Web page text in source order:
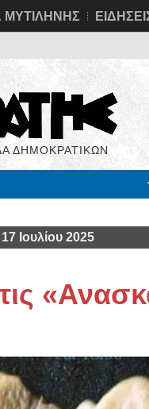
ΜΥΤΙΛΗΝΗΣ
ΔΗΜΟΚΡΑΤΙΚΩΝ
Ιουλίου 2025